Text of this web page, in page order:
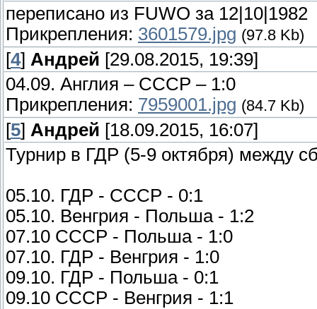
переписано из FUWO за 12|10|1982
Прикрепления: 3601579.jpg (97.8 Kb)
[4] Андрей [29.08.2015, 19:39]
04.09. Англия – СССР – 1:0
Прикрепления: 7959001.jpg (84.7 Kb)
[5] Андрей [18.09.2015, 16:07]
Турнир в ГДР (5-9 октября) между
05.10. ГДР - СССР - 0:1
05.10. Венгрия - Польша - 1:2
07.10 СССР - Польша - 1:0
07.10. ГДР - Венгрия - 1:0
09.10. ГДР - Польша - 0:1
09.10 СССР - Венгрия - 1:1